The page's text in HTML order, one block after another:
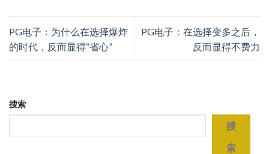
PG电子：为什么在选择爆炸
的时代，反而显得“省心”
PG电子：在选择变多之后，
反而显得不费力
搜索
搜
索